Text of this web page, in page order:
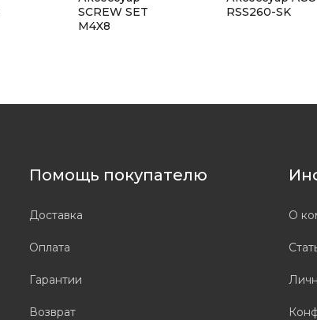
SCREW SET
M4X8
RSS260-SK
Помощь покупателю
Доставка
Оплата
Гарантии
Возврат
О